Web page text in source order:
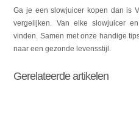
Ga je een slowjuicer kopen dan is
vergelijken. Van elke slowjuicer
vinden. Samen met onze handige
naar een gezonde levensstijl.
Gerelateerde artikelen